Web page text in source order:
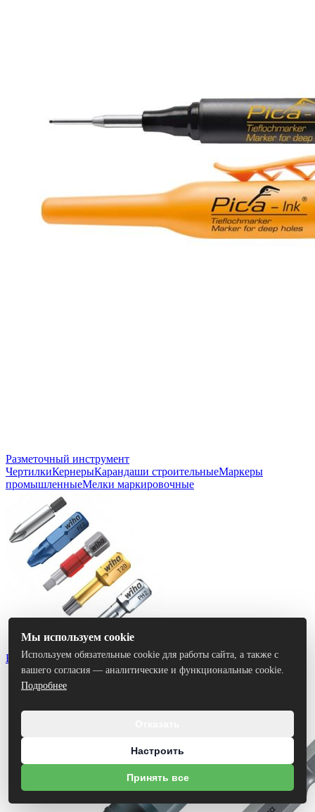
Разметочный инструмент
ЧертилкиКернерыКарандаши строительныеМаркеры
промышленныеМелки маркировочные
Биты
Мы используем cookie
Используем обязательные cookie для работы сайта, а также с
вашего согласия — аналитические и функциональные cookie.
Подробнее
Настроить
Принять все